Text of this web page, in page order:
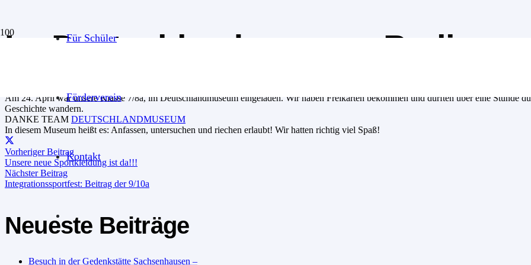
Für Schüler
Förderverein
Kontakt
Im Deutschlandmuseum Berlin
Am 24. April war unsere Klasse 7/8a, im Deutschlandmuseum eingeladen. Wir haben Freikarten bekommen und durften über eine Stunde
Geschichte wandern.
DANKE TEAM DEUTSCHLANDMUSEUM
In diesem Museum heißt es: Anfassen, untersuchen und riechen erlaubt! Wir hatten richtig viel Spaß!
Vorheriger Beitrag
Unsere neue Sportkleidung ist da!!!
Nächster Beitrag
Integrationssportfest: Beitrag der 9/10a
Neueste Beiträge
Besuch in der Gedenkstätte Sachsenhausen –